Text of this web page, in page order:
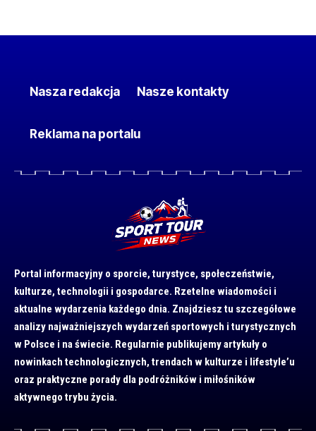
Nasza redakcja Nasze kontakty
Reklama na portalu
Portal informacyjny o sporcie, turystyce, społeczeństwie,
kulturze, technologii i gospodarce. Rzetelne wiadomości i
aktualne wydarzenia każdego dnia. Znajdziesz tu szczegółowe
analizy najważniejszych wydarzeń sportowych i turystycznych
w Polsce i na świecie. Regularnie publikujemy artykuły o
nowinkach technologicznych, trendach w kulturze i lifestyle’u
oraz praktyczne porady dla podróżników i miłośników
aktywnego trybu życia.